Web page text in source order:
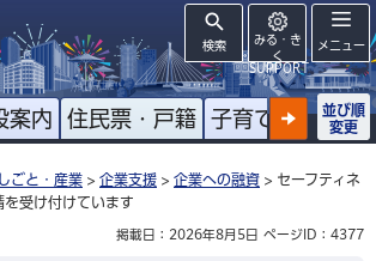
検索
みる・き
く
SUPPORT
メニュー
案内 住民票・戸籍 子育て 高齢者
並び順
変更
しごと・産業 > 企業支援 > 企業への融資 > セーフティネ
受け付けています
掲載日：2026年8月5日 ページID：4377